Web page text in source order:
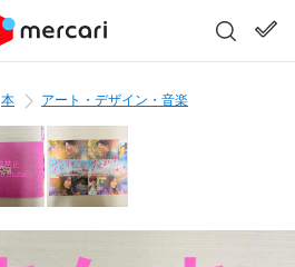
本 アート・デザイン・音楽